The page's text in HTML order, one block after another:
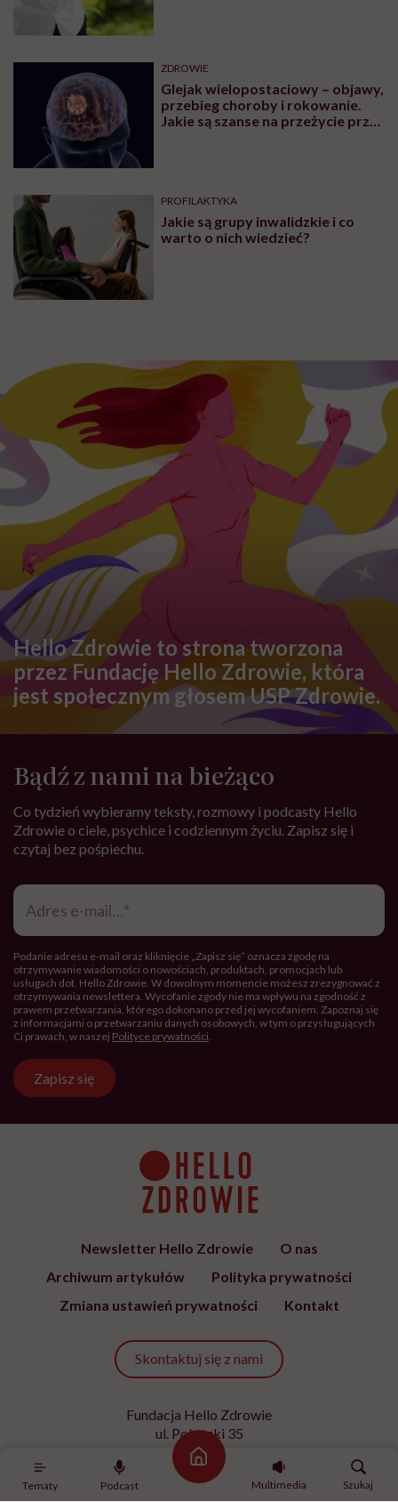
Tematy Podcast
Strona główna
Multimedia
Szukaj
ZDROWIE
Glejak wielopostaciowy – objawy,
przebieg choroby i rokowanie.
Jakie są szanse na przeżycie przy
PROFILAKTYKA
Jakie są grupy inwalidzkie i co
warto o nich wiedzieć?
Hello Zdrowie to strona tworzona
przez Fundację Hello Zdrowie, która
jest społecznym głosem USP Zdrowie.
Bądź z nami na bieżąco
Co tydzień wybieramy teksty, rozmowy i podcasty Hello
Zdrowie o ciele, psychice i codziennym życiu. Zapisz się i
czytaj bez pośpiechu.
Adres
mail*
Podanie adresu e-mail oraz kliknięcie „Zapisz się” oznacza zgodę na
otrzymywanie wiadomości o nowościach, produktach, promocjach lub
usługach dot. Hello Zdrowie. W dowolnym momencie możesz zrezygnować z
otrzymywania newslettera. Wycofanie zgody nie ma wpływu na zgodność z
prawem przetwarzania, którego dokonano przed jej wycofaniem. Zapoznaj się
z informacjami o przetwarzaniu danych osobowych, w tym o przysługujących
Ci prawach, w naszej Polityce prywatności.
Zapisz się
Newsletter Hello Zdrowie
O nas
Archiwum artykułów
Polityka prywatności
Zmiana ustawień prywatności
Kontakt
Skontaktuj się z nami
Fundacja Hello Zdrowie
ul. Poleczki 35
02-822 Warszawa
NIP 9512613236